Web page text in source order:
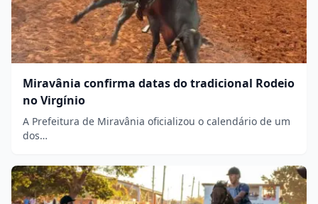
Miravânia confirma datas do tradicional Rodeio
no Virgínio
A Prefeitura de Miravânia oficializou o calendário de um
dos…